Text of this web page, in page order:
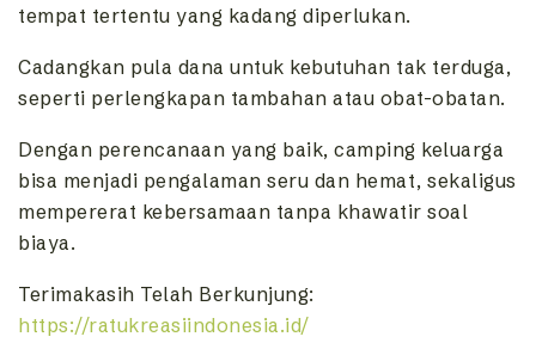
tempat tertentu yang kadang diperlukan.
Cadangkan pula dana untuk kebutuhan tak terduga,
seperti perlengkapan tambahan atau obat-obatan.
Dengan perencanaan yang baik, camping keluarga
bisa menjadi pengalaman seru dan hemat, sekaligus
mempererat kebersamaan tanpa khawatir soal
biaya.
Terimakasih Telah Berkunjung:
https://ratukreasiindonesia.id/